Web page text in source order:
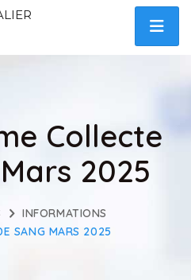
Collecte
2025
INFORMATIONS
SANG MARS 2025